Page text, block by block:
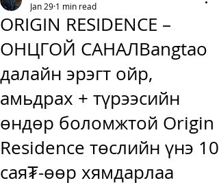
ORIGIN RESIDENCE –
ОНЦГОЙ САНАЛBangtao
далайн эрэгт ойр,
амьдрах + түрээсийн
өндөр боломжтой Origin
Residence төслийн үнэ 10
сая₮-өөр хямдарлаа
Jan 29 1 min read